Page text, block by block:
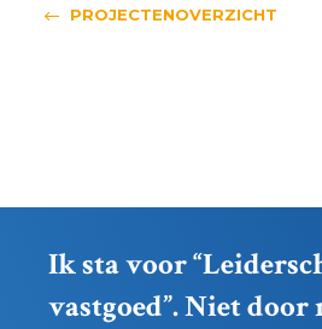
PROJECTENOVERZICHT
Ik sta voor
vastgoed”. Niet